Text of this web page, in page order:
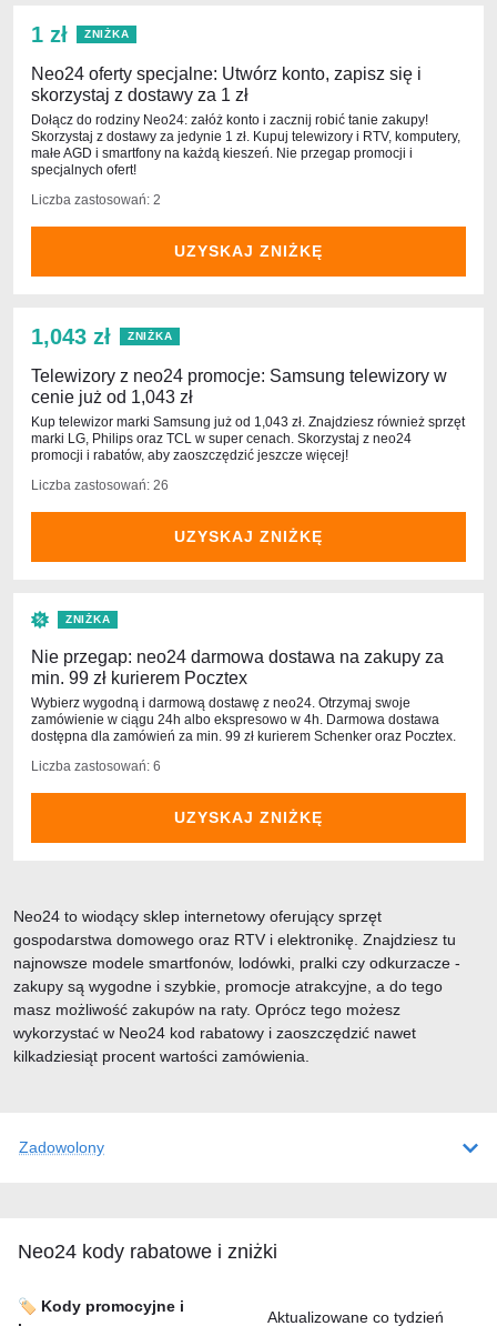
1 zł ZNIŻKA
Neo24 oferty specjalne: Utwórz konto, zapisz się i
skorzystaj z dostawy za 1 zł
Dołącz do rodziny Neo24: załóż konto i zacznij robić tanie zakupy!
Skorzystaj z dostawy za jedynie 1 zł. Kupuj telewizory i RTV, komputery,
małe AGD i smartfony na każdą kieszeń. Nie przegap promocji i
specjalnych ofert!
Liczba zastosowań: 2
UZYSKAJ ZNIŻKĘ
1,043 zł ZNIŻKA
Telewizory z neo24 promocje: Samsung telewizory w
cenie już od 1,043 zł
Kup telewizor marki Samsung już od 1,043 zł. Znajdziesz również sprzęt
marki LG, Philips oraz TCL w super cenach. Skorzystaj z neo24
promocji i rabatów, aby zaoszczędzić jeszcze więcej!
Liczba zastosowań: 26
UZYSKAJ ZNIŻKĘ
ZNIŻKA
Nie przegap: neo24 darmowa dostawa na zakupy za
min. 99 zł kurierem Pocztex
Wybierz wygodną i darmową dostawę z neo24. Otrzymaj swoje
zamówienie w ciągu 24h albo ekspresowo w 4h. Darmowa dostawa
dostępna dla zamówień za min. 99 zł kurierem Schenker oraz Pocztex.
Liczba zastosowań: 6
UZYSKAJ ZNIŻKĘ
Zadowolony
Neo24 kody rabatowe i zniżki
🏷️ Kody promocyjne i
Aktualizowane co tydzień
Neo24 to wiodący sklep internetowy oferujący sprzęt
gospodarstwa domowego oraz RTV i elektronikę. Znajdziesz tu
najnowsze modele smartfonów, lodówki, pralki czy odkurzacze -
zakupy są wygodne i szybkie, promocje atrakcyjne, a do tego
masz możliwość zakupów na raty. Oprócz tego możesz
wykorzystać w Neo24 kod rabatowy i zaoszczędzić nawet
kilkadziesiąt procent wartości zamówienia.